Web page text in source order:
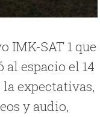
IMK-SAT 1 que
espacio el 14
expectativas,
y audio,